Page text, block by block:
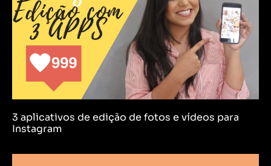
3 aplicativos de edição de fotos e vídeos para
Instagram